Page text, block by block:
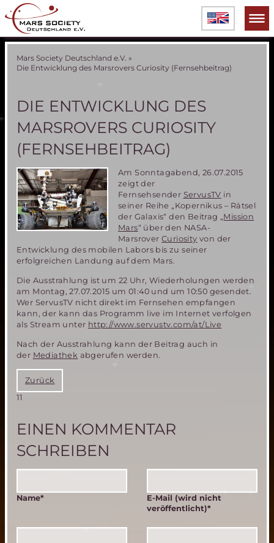
Mars Society Deutschland e.V. »
Die Entwicklung des Marsrovers Curiosity (Fernsehbeitrag)
DIE ENTWICKLUNG DES
MARSROVERS CURIOSITY
(FERNSEHBEITRAG)
Am Sonntagabend, 26.07.2015
zeigt der
Fernsehsender ServusTV in
seiner Reihe „Kopernikus – Rätsel
der Galaxis“ den Beitrag „Mission
Mars“ über den NASA-
MarsroverCuriosity von der
Entwicklung des mobilen Labors bis zu seiner
erfolgreichen Landung auf dem Mars.
Die Ausstrahlung ist um 22 Uhr, Wiederholungen werden
am Montag, 27.07.2015 um 01:40 und um 10:50 gesendet.
Wer ServusTV nicht direkt im Fernsehen empfangen
kann, der kann das Programm live im Internet verfolgen
als Stream unter http://www.servustv.com/at/Live
Nach der Ausstrahlung kann der Beitrag auch in
der Mediathek abgerufen werden.
Zurück
11
EINEN KOMMENTAR
SCHREIBEN
Pflichtfeld
Name* Pflichtfeld
E-Mail (wird nicht
veröffentlicht)*